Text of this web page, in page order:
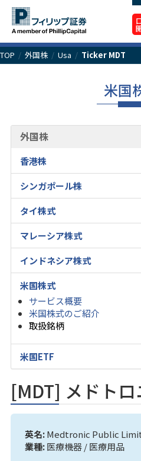
TOP / 外国株/ Usa / Ticker MDT
米国
外国株
香港株
シンガポール株
タイ株式
マレーシア株式
インドネシア株式
米国株式
サービス概要
米国株式のご紹介
取扱銘柄
米国ETF
[MDT] メドトロ
英名:Medtronic Public
業種:医療機器 / 医療用品